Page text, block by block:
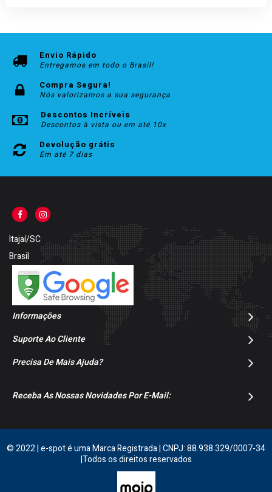
Envio Rápido
Entregamos em todo o Brasil!
Compra Segura!
Nós valorizamos a sua segurança
Descontos Incríveis
Descontos à vista ou em até 10x
Devolução grátis
Em até 7 dias
Itajaí/SC
Brasil
Informações
Suporte Ao Cliente
Precisa De Mais Ajuda?
Receba As Nossas Novidades Por E-Mail:
© 2022 | e-spot é uma Marca Registrada | CNPJ: 88.938.329/0007-34
|Todos os direitos reservados